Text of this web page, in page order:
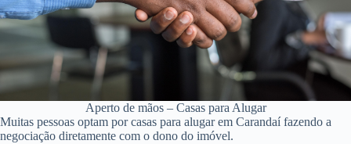
Aperto de mãos – Casas para Alugar
Muitas pessoas optam por casas para alugar em Carandaí fazendo a
negociação diretamente com o dono do imóvel.